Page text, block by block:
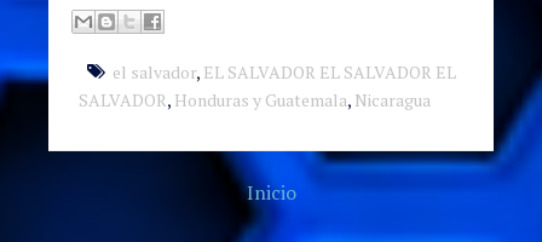
el salvador, EL SALVADOR EL SALVADOR EL
SALVADOR, Honduras y Guatemala, Nicaragua
Inicio